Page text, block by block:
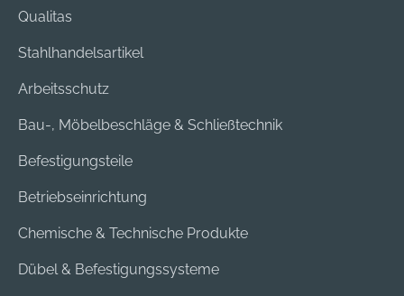
Qualitas
Stahlhandelsartikel
Arbeitsschutz
Bau-, Möbelbeschläge & Schließtechnik
Befestigungsteile
Betriebseinrichtung
Chemische & Technische Produkte
Dübel & Befestigungssysteme